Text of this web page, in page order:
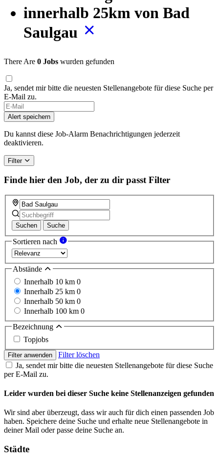
innerhalb 25km von Bad
Saulgau
There Are 0 Jobs wurden gefunden
Ja, sendet mir bitte die neuesten Stellenangebote für diese Suche per
E-Mail zu.
If
you
are
a
human,
this
field
Alert speichern
Du kannst diese Job-Alarm Benachrichtigungen jederzeit
deaktivieren.
Filter
Finde hier den Job, der zu dir passt Filter
Suchen Suche
Sortieren nach
Abstände
Innerhalb 10 km 0
Innerhalb 25 km 0
Innerhalb 50 km 0
Innerhalb 100 km 0
Bezeichnung
Topjobs
Filter anwenden
Filter löschen
Ja, sendet mir bitte die neuesten Stellenangebote für diese Suche
per E-Mail zu.
Leider wurden bei dieser Suche keine Stellenanzeigen gefunden
Wir sind aber überzeugt, dass wir auch für dich einen passenden Job
haben. Speichere deine Suche und erhalte neue Stellenangebote in
deiner Mail oder passe deine Suche an.
Städte